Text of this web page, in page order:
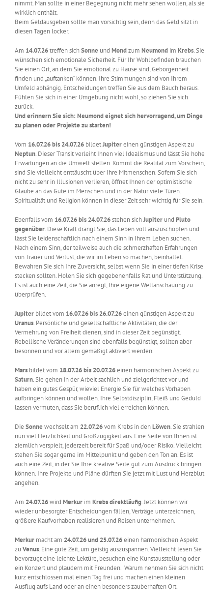
nimmt. Man sollte in einer Begegnung nicht mehr sehen wollen, als sie
wirklich enthält.
Beim Geldausgeben sollte man vorsichtig sein, denn das Geld sitzt in
diesen Tagen locker.
Am 14.07.26treffen sichSonne und Mondzum Neumond im Krebs. Sie
wünschen sich emotionale Sicherheit. Für Ihr Wohlbefinden brauchen
Sie einen Ort, an dem Sie emotional zu Hause sind, Geborgenheit
finden und „auftanken“ können. Ihre Stimmungen sind von Ihrem
Umfeld abhängig. Entscheidungen treffen Sie aus dem Bauch heraus.
Fühlen Sie sich in einer Umgebung nicht wohl, so ziehen Sie sich
zurück.
Und erinnern Sie sich: Neumond eignet sich hervorragend, um Dinge
zu planen oder Projekte zu starten!
Vom 16.07.26 bis 24.07.26 bildetJupitereinen günstigen Aspekt zu
Neptun. Dieser Transit verleiht Ihnen viel Idealismus und lässt Sie hohe
Erwartungen an die Umwelt stellen. Kommt die Realität zum Vorschein,
sind Sie vielleicht enttäuscht über Ihre Mitmenschen. Sofern Sie sich
nicht zu sehr in Illusionen verlieren, öffnet Ihnen der optimistische
Glaube an das Gute im Menschen und in der Natur viele Türen.
Spiritualität und Religion können in dieser Zeit sehr wichtig für Sie sein.
Ebenfalls vom 16.07.26 bis 24.07.26stehen sichJupiter und Pluto
gegenüber. Diese Kraft drängt Sie, das Leben voll auszuschöpfen und
lässt Sie leidenschaftlich nach einem Sinn in Ihrem Leben suchen.
Nach einem Sinn, der teilweise auch die schmerzhaften Erfahrungen
von Trauer und Verlust, die wir im Leben so machen, beinhaltet.
Bewahren Sie sich Ihre Zuversicht, selbst wenn Sie in einer tiefen Krise
stecken sollten. Holen Sie sich gegebenenfalls Rat und Unterstützung.
Es ist auch eine Zeit, die Sie anregt, Ihre eigene Weltanschauung zu
überprüfen.
Jupiter bildet vom 16.07.26 bis 26.07.26einen günstigen Aspekt zu
Uranus. Persönliche und gesellschaftliche Aktivitäten, die der
Vermehrung von Freiheit dienen, sind in dieser Zeit begünstigt.
Rebellische Veränderungen sind ebenfalls begünstigt, sollten aber
besonnen und vor allem gemäßigt aktiviert werden.
Mars bildet vom 18.07.26 bis 20.07.26einen harmonischen Aspekt zu
Saturn. Sie gehen in der Arbeit sachlich und zielgerichtet vor und
haben ein gutes Gespür, wieviel Energie Sie für welches Vorhaben
aufbringen können und wollen. Ihre Selbstdisziplin, Fleiß und Geduld
lassen vermuten, dass Sie beruflich viel erreichen können.
Die Sonne wechselt am 22.07.26vom Krebs in denLöwen. Sie strahlen
nun viel Herzlichkeit und Großzügigkeit aus. Eine Seite von Ihnen ist
ziemlich verspielt, jederzeit bereit für Spaß und/oder Risiko. Vielleicht
stehen Sie sogar gerne im Mittelpunkt und geben den Ton an. Es ist
auch eine Zeit, in der Sie Ihre kreative Seite gut zum Ausdruck bringen
können. Ihre Projekte und Pläne dürften Sie jetzt mit Lust und Herzblut
angehen.
Am 24.07.26wird Merkur im Krebsdirektläufig. Jetzt können wir
wieder unbesorgter Entscheidungen fällen, Verträge unterzeichnen,
größere Kaufvorhaben realisieren und Reisen unternehmen.
Merkur macht am 24.07.26 und 25.07.26einen harmonischen Aspekt
zu Venus. Eine gute Zeit, um geistig auszuspannen. Vielleicht lesen Sie
bevorzugt eine leichte Lektüre, besuchen eine Kunstausstellung oder
ein Konzert und plaudern mit Freunden. Warum nehmen Sie sich nicht
kurz entschlossen mal einen Tag frei und machen einen kleinen
Ausflug aufs Land oder an einen besonders zauberhaften Ort.